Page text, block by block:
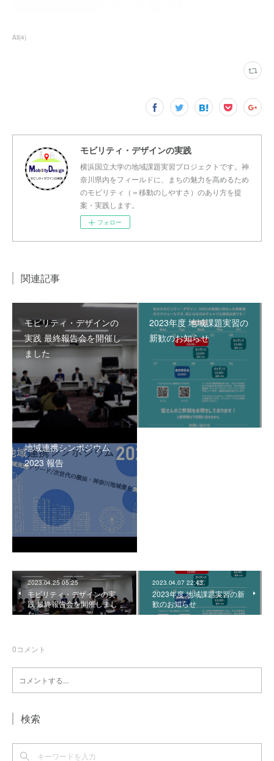
All(4)
モビリティ・デザインの実践
横浜国立大学の地域課題実習プロジェクトです。神
奈川県内をフィールドに、まちの魅力を高めるため
のモビリティ（＝移動のしやすさ）のあり方を提
案・実践します。
フォロー
関連記事
モビリティ・デザインの
実践 最終報告会を開催し
ました
2023年度 地域課題実習の
新歓のお知らせ
地域連携シンポジウム
2023 報告
2023.04.25 05:25
モビリティ・デザインの実
践 最終報告会を開催しまし
た
2023.04.07 22:43
2023年度 地域課題実習の新
歓のお知らせ
0コメント
検索